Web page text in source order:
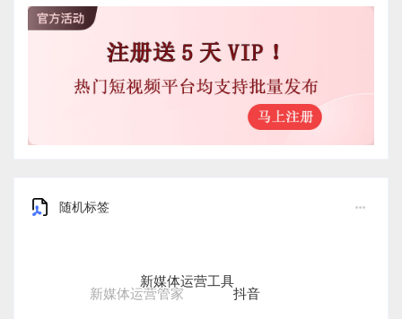
随机标签
新媒体运营管家
新媒体运营工具
抖音